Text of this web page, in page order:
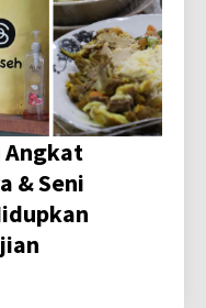
Angkat
& Seni